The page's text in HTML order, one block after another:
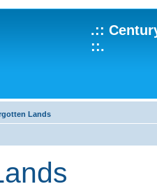
.::
::.
Lands